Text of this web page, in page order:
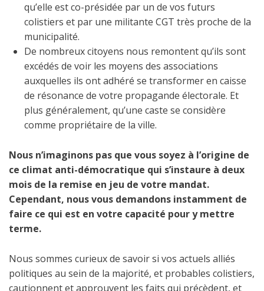
qu’elle est co-présidée par un de vos futurs
colistiers et par une militante CGT très proche de la
municipalité.
De nombreux citoyens nous remontent qu’ils sont
excédés de voir les moyens des associations
auxquelles ils ont adhéré se transformer en caisse
de résonance de votre propagande électorale. Et
plus généralement, qu’une caste se considère
comme propriétaire de la ville.
Nous n’imaginons pas que vous soyez à l’origine de
ce climat anti-démocratique qui s’instaure à deux
mois de la remise en jeu de votre mandat.
Cependant, nous vous demandons instamment de
faire ce qui est en votre capacité pour y mettre
terme.
Nous sommes curieux de savoir si vos actuels alliés
politiques au sein de la majorité, et probables colistiers,
cautionnent et approuvent les faits qui précèdent, et